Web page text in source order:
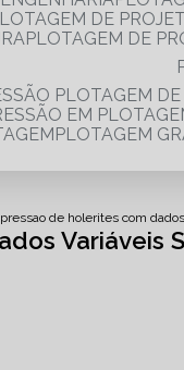
PLOTAGEM DE
PLOTAGEM DE
PLOTAGEM
EM
PLOTAGEM
de holerites com
Variáveis